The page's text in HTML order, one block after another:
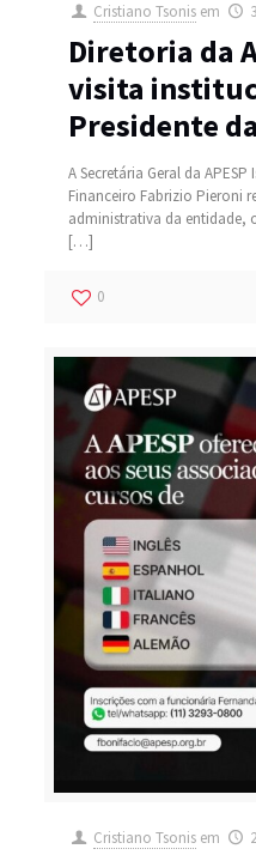
Cristiano Tsonis em
Diretoria da
visita
Presidente
A Secretária Geral da
Financeiro Fabrizio Pieroni
administrativa da entidade,
[…]
0
Cristiano Tsonis em